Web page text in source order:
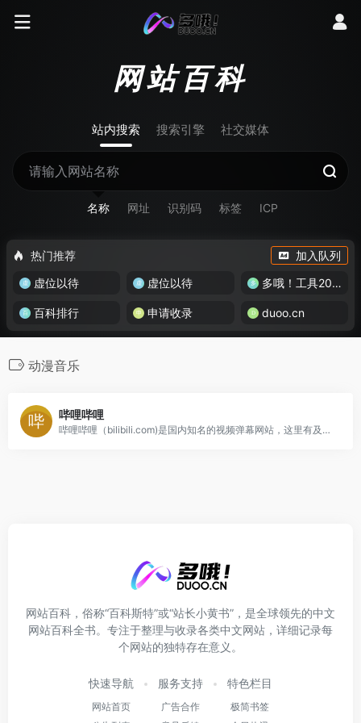
网站百科
站内搜索 搜索引擎 社交媒体
名称 网址 识别码 标签 ICP
热门推荐
加入队列
虚位以待
虚位以待 多哦！工具200+
百科排行 申请收录 duoo.cn
动漫音乐
哔哩哔哩
哔哩哔哩（bilibili.com)是国内知名的视频弹幕网站，这里有及时的动漫新番，活跃的ACG氛围，有创意的Up主。大家可以在这里找到许多欢乐。
网站百科，俗称“百科斯特”或“站长小黄书”，是全球领先的中文
网站百科全书。专注于整理与收录各类中文网站，详细记录每
个网站的独特存在意义。
快速导航
网站首页
服务支持
广告合作
特色栏目
极简书签